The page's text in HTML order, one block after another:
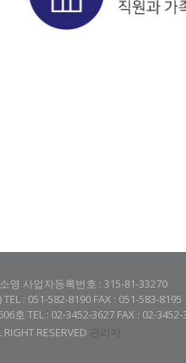
영 사업자등록번호 : 315-81-33270
: 051-582-8190 FAX : 051-583-8195
호 TEL : 02-3452-3627 FAX : 02-3452-
RESERVED 관리자